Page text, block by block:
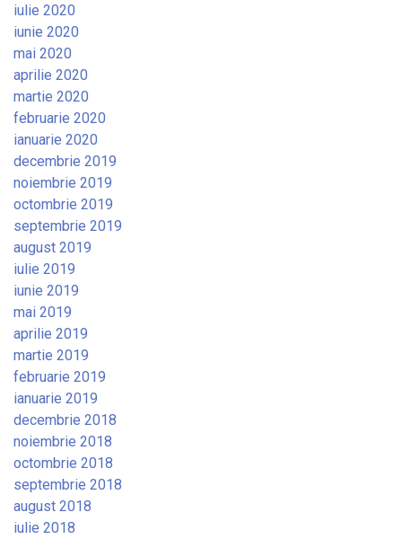
iulie 2020
iunie 2020
mai 2020
aprilie 2020
martie 2020
februarie 2020
ianuarie 2020
decembrie 2019
noiembrie 2019
octombrie 2019
septembrie 2019
august 2019
iulie 2019
iunie 2019
mai 2019
aprilie 2019
martie 2019
februarie 2019
ianuarie 2019
decembrie 2018
noiembrie 2018
octombrie 2018
septembrie 2018
august 2018
iulie 2018